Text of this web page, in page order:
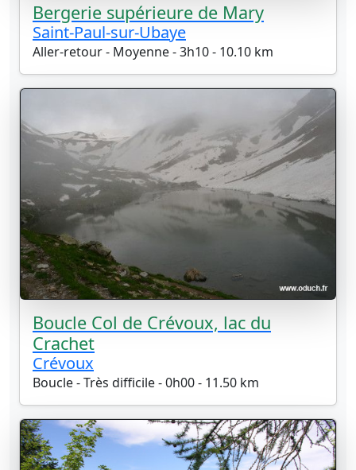
Bergerie supérieure de Mary
Saint-Paul-sur-Ubaye
Aller-retour - Moyenne - 3h10 - 10.10 km
Boucle Col de Crévoux, lac du
Crachet
Crévoux
Boucle - Très difficile - 0h00 - 11.50 km